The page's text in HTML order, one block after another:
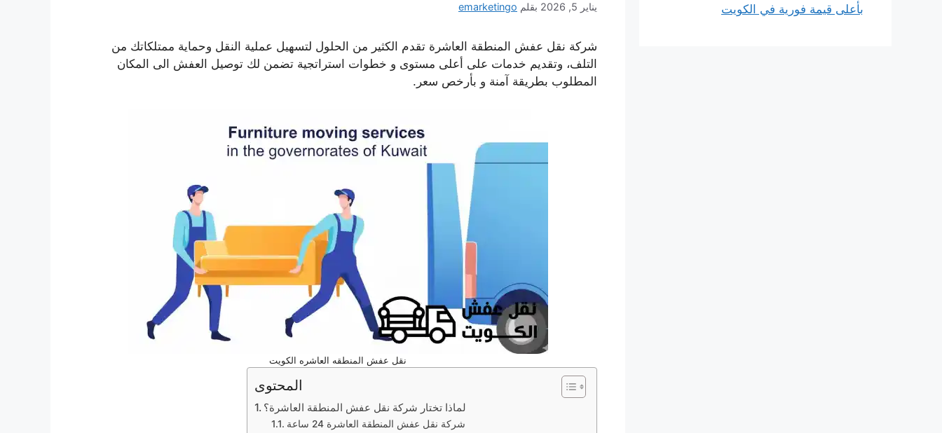
يناير 5, 2026 بقلم emarketingo
شركة نقل عفش المنطقة العاشرة تقدم الكثير من الحلول لتسهيل عملية النقل وحماية ممتلكاتك من
التلف، وتقديم خدمات على أعلى مستوى و خطوات استراتجية تضمن لك توصيل العفش الى المكان
المطلوب بطريقة آمنة و بأرخص سعر.
نقل عفش المنطقه العاشره الكويت
المحتوى
لماذا تختار شركة نقل عفش المنطقة العاشرة؟
بأعلى قيمة فورية في الكويت